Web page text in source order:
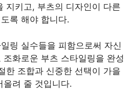
지키고, 부츠의 디자인이 다른
록 해야 합니다.
링 실수들을 피함으로써 자신
화로운 부츠 스타일링을 완성
한 조합과 신중한 선택이 가을
올려 줄 것입니다.